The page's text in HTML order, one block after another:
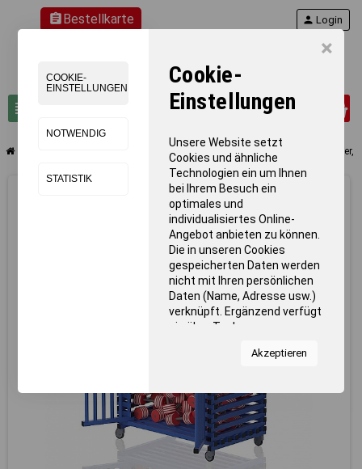
×
COOKIE-
EINSTELLUNGEN
NOTWENDIG
STATISTIK
Cookie-
Einstellungen
Unsere Website setzt
Cookies und ähnliche
Technologien ein um Ihnen
bei Ihrem Besuch ein
optimales und
individualisiertes Online-
Angebot anbieten zu können.
Die in unseren Cookies
gespeicherten Daten werden
nicht mit Ihren persönlichen
Daten (Name, Adresse usw.)
verknüpft. Ergänzend verfügt
sie über Tools von
Statistiken zur Nutzung
zum Anzeigen relevanter
Inhalte. Durch Klicken auf
"Alles erlauben" stimmen Sie
dem Einsatz von Cookies und
ähnlichen Technologien zu
Akzeptieren
assignmentBestellkarte
view_headline search
person Login
Schwimmbad-Einrichtung Kunststoffschrank 3 Fächer,